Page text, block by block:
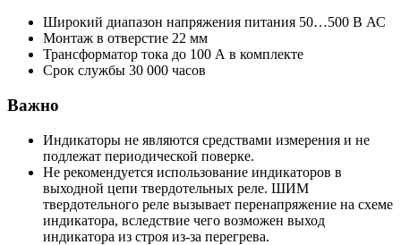
Широкий диапазон напряжения питания 50…500 В АС
Монтаж в отверстие 22 мм
Трансформатор тока до 100 А в комплекте
Срок службы 30 000 часов
Важно
Индикаторы не являются средствами измерения и не
подлежат периодической поверке.
Не рекомендуется использование индикаторов в
выходной цепи твердотельных реле. ШИМ
твердотельного реле вызывает перенапряжение на схеме
индикатора, вследствие чего возможен выход
индикатора из строя из-за перегрева.